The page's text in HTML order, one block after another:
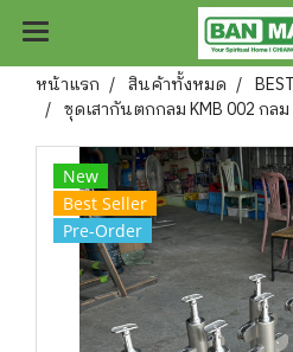
หน้าแรก สินค้าทั้งหมด
ชุดเสากันตกกลม KMB 002 ก
New
Best Seller
Pre-Order